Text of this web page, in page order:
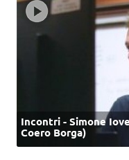
Incontri - Simone
Coero Borga)